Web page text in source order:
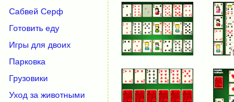
Сабвей Серф
Готовить еду
Игры для двоих
Парковка
Грузовики
Уход за животными